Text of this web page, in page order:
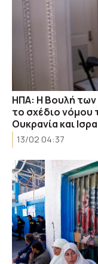
ΗΠΑ: Η Βουλή
το σχέδιο νόμου
Ουκρανία και
13/02 04:37